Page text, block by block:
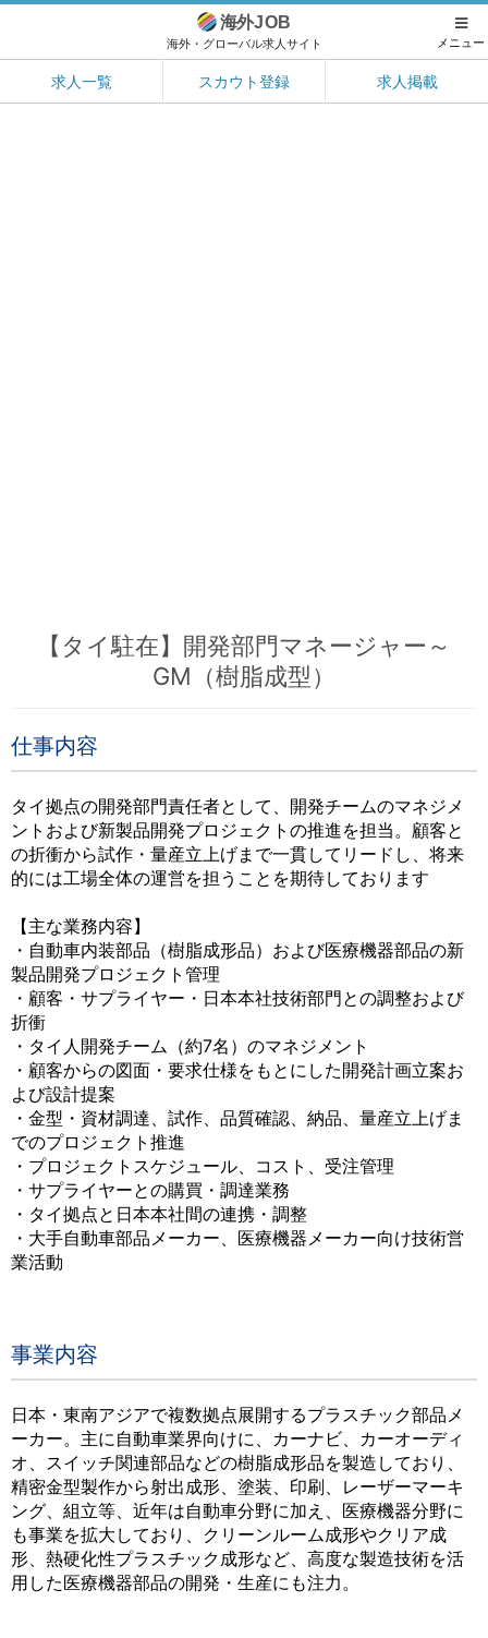
海外JOB
海外・グローバル求人サイト メニュー
求人一覧 スカウト登録 求人掲載
【タイ駐在】開発部門マネージャー～
GM（樹脂成型）
仕事内容
タイ拠点の開発部門責任者として、開発チームのマネジメ
ントおよび新製品開発プロジェクトの推進を担当。顧客と
の折衝から試作・量産立上げまで一貫してリードし、将来
的には工場全体の運営を担うことを期待しております
【主な業務内容】
・自動車内装部品（樹脂成形品）および医療機器部品の新
製品開発プロジェクト管理
・顧客・サプライヤー・日本本社技術部門との調整および
折衝
・タイ人開発チーム（約7名）のマネジメント
・顧客からの図面・要求仕様をもとにした開発計画立案お
よび設計提案
・金型・資材調達、試作、品質確認、納品、量産立上げま
でのプロジェクト推進
・プロジェクトスケジュール、コスト、受注管理
・サプライヤーとの購買・調達業務
・タイ拠点と日本本社間の連携・調整
・大手自動車部品メーカー、医療機器メーカー向け技術営
業活動
事業内容
日本・東南アジアで複数拠点展開するプラスチック部品メ
ーカー。主に自動車業界向けに、カーナビ、カーオーディ
オ、スイッチ関連部品などの樹脂成形品を製造しており、
精密金型製作から射出成形、塗装、印刷、レーザーマーキ
ング、組立等、近年は自動車分野に加え、医療機器分野に
も事業を拡大しており、クリーンルーム成形やクリア成
形、熱硬化性プラスチック成形など、高度な製造技術を活
用した医療機器部品の開発・生産にも注力。